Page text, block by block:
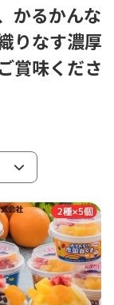
かるかんな
りなす濃厚
賞味くださ